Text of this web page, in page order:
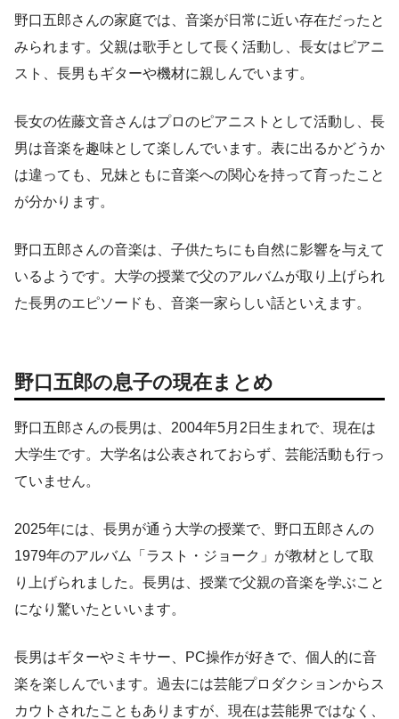
野口五郎さんの家庭では、音楽が日常に近い存在だったと
みられます。父親は歌手として長く活動し、長女はピアニ
スト、長男もギターや機材に親しんでいます。
長女の佐藤文音さんはプロのピアニストとして活動し、長
男は音楽を趣味として楽しんでいます。表に出るかどうか
は違っても、兄妹ともに音楽への関心を持って育ったこと
が分かります。
野口五郎さんの音楽は、子供たちにも自然に影響を与えて
いるようです。大学の授業で父のアルバムが取り上げられ
た長男のエピソードも、音楽一家らしい話といえます。
野口五郎の息子の現在まとめ
野口五郎さんの長男は、2004年5月2日生まれで、現在は
大学生です。大学名は公表されておらず、芸能活動も行っ
ていません。
2025年には、長男が通う大学の授業で、野口五郎さんの
1979年のアルバム「ラスト・ジョーク」が教材として取
り上げられました。長男は、授業で父親の音楽を学ぶこと
になり驚いたといいます。
長男はギターやミキサー、PC操作が好きで、個人的に音
楽を楽しんでいます。過去には芸能プロダクションからス
カウトされたこともありますが、現在は芸能界ではなく、